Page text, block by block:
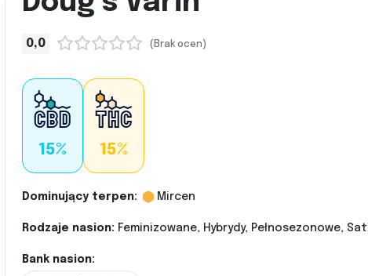
0,0 (Brak ocen)
15% 15%
Dominujący terpen: Mircen
Rodzaje nasion: Feminizowane, Hybrydy, Pełnosezonowe,
Bank nasion: